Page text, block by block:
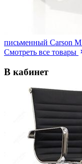
письменный Carson M
Смотреть все товары
В кабинет